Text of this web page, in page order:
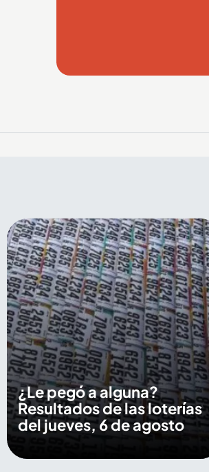
¿Le pegó a alguna?
Resultados de las loterías
del jueves, 6 de agosto